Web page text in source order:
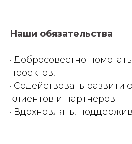
Наши обязательства
· Добросовестно
проектов,
· Содействовать
клиентов и партнеров
· Вдохновлять,